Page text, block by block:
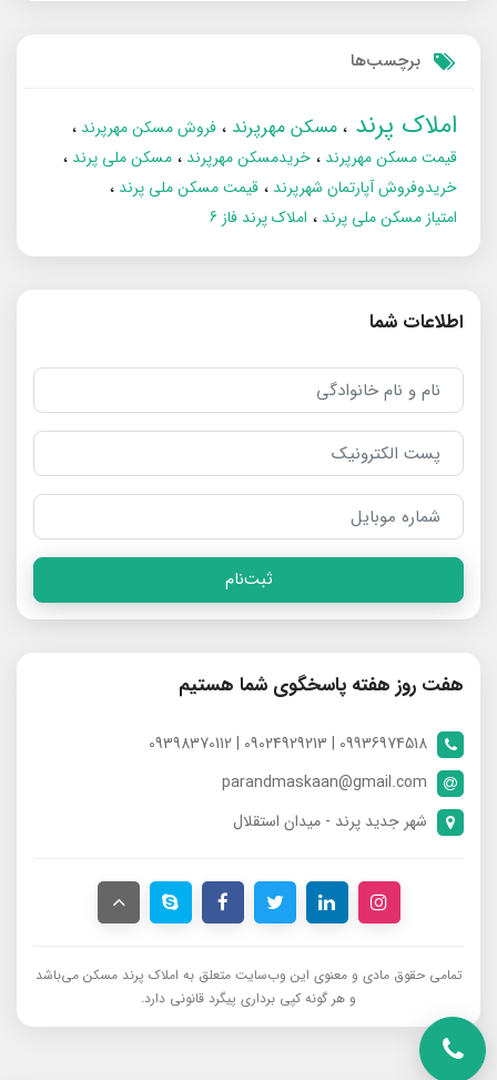
برچسب‌ها
املاک پرند مسکن مهرپرند
فروش مسکن مهرپرند
قیمت مسکن مهرپرند
خریدمسکن مهرپرند
مسکن ملی پرند
خریدوفروش آپارتمان شهرپرند
قیمت مسکن ملی پرند
امتیاز مسکن ملی پرند
املاک پرند فاز 6
اطلاعات شما
ثبت‌نام
هفت روز هفته پاسخگوی شما هستیم
09936974518 | 09024929213 | 09398370112
parandmaskaan@gmail.com
شهر جدید پرند - میدان استقلال
تمامی حقوق مادی و معنوی این وب‌سایت متعلق به املاک پرند مسکن می‌باشد
و هر گونه کپی برداری پیگرد قانونی دارد.